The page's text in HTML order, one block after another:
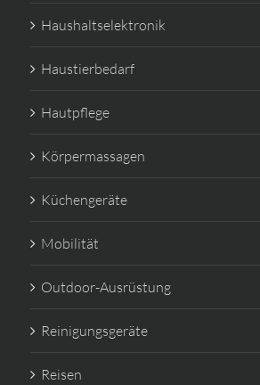
Haushaltselektronik
Haustierbedarf
Hautpflege
Körpermassagen
Küchengeräte
Mobilität
Outdoor-Ausrüstung
Reinigungsgeräte
Reisen